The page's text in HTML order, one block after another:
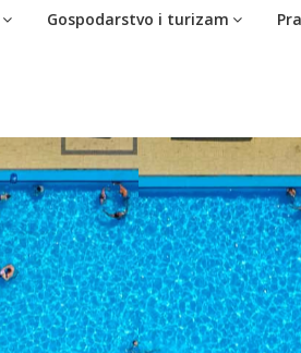
Gospodarstvo i turizam